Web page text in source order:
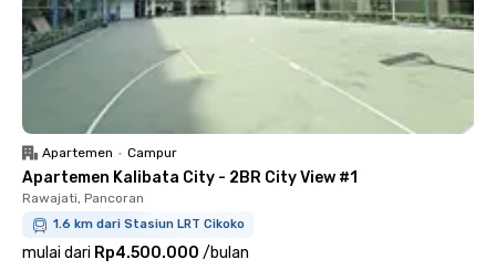
Apartemen • Campur
Apartemen Kalibata City - 2BR City View #1
Rawajati, Pancoran
1.6 km dari Stasiun LRT Cikoko
mulai dari Rp4.500.000 /bulan